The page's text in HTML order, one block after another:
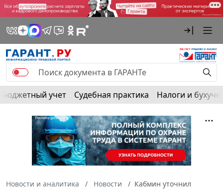
Бюджетный учет Судебная практика Налоги и
Новости и аналитика Новости
Кабмин уточнил